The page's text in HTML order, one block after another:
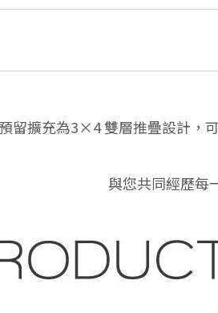
留擴充為3×4 雙層推疊設計，
與您共同經歷每